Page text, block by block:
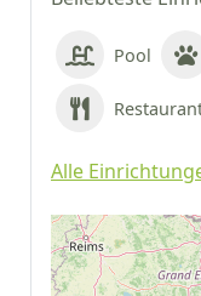
Pool
Alle